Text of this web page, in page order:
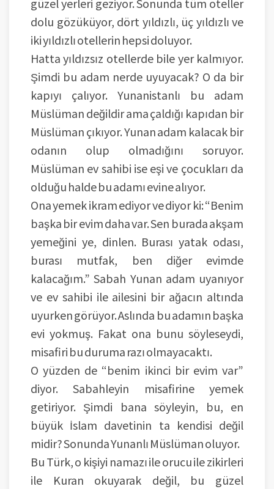
güzel yerleri geziyor. Sonunda tüm oteller
dolu gözüküyor, dört yıldızlı, üç yıldızlı ve
iki yıldızlı otellerin hepsi doluyor.
Hatta yıldızsız otellerde bile yer kalmıyor.
Şimdi bu adam nerde uyuyacak? O da bir
kapıyı çalıyor. Yunanistanlı bu adam
Müslüman değildir ama çaldığı kapıdan bir
Müslüman çıkıyor. Yunan adam kalacak bir
odanın olup olmadığını soruyor.
Müslüman ev sahibi ise eşi ve çocukları da
olduğu halde bu adamı evine alıyor.
Ona yemek ikram ediyor ve diyor ki: “Benim
başka bir evim daha var. Sen burada akşam
yemeğini ye, dinlen. Burası yatak odası,
burası mutfak, ben diğer evimde
kalacağım.” Sabah Yunan adam uyanıyor
ve ev sahibi ile ailesini bir ağacın altında
uyurken görüyor. Aslında bu adamın başka
evi yokmuş. Fakat ona bunu söyleseydi,
misafiri bu duruma razı olmayacaktı.
O yüzden de “benim ikinci bir evim var”
diyor. Sabahleyin misafirine yemek
getiriyor. Şimdi bana söyleyin, bu, en
büyük İslam davetinin ta kendisi değil
midir? Sonunda Yunanlı Müslüman oluyor.
Bu Türk, o kişiyi namazı ile orucu ile zikirleri
ile Kuran okuyarak değil, bu güzel